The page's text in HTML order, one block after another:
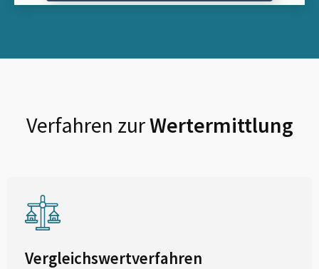
Verfahren zurWertermittlung
Vergleichswertverfahren